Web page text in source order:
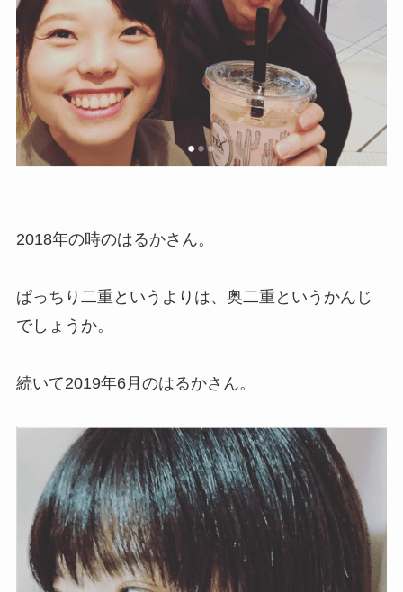
2018年の時のはるかさん。
ぱっちり二重というよりは、 奥二重 というかんじ
でしょうか。
続いて2019年6月のはるかさん。